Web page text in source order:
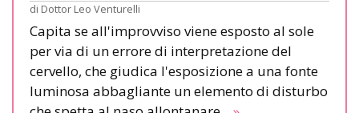
di Dottor Leo Venturelli
Capita se all'improvviso viene esposto al sole
per via di un errore di interpretazione del
cervello, che giudica l'esposizione a una fonte
luminosa abbagliante un elemento di disturbo